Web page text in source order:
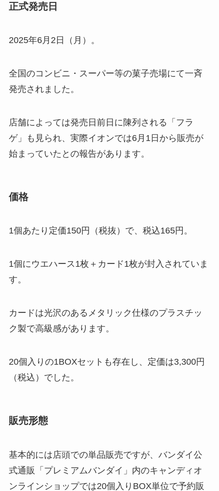
正式発売日
2025年6月2日（月）。
全国のコンビニ・スーパー等の菓子売場にて一斉
発売されました。
店舗によっては発売日前日に陳列される「フラ
ゲ」も見られ、実際イオンでは6月1日から販売が
始まっていたとの報告があります。
価格
1個あたり定価150円（税抜）で、税込165円。
1個にウエハース1枚＋カード1枚が封入されていま
す。
カードは光沢のあるメタリック仕様のプラスチッ
ク製で高級感があります。
20個入りの1BOXセットも存在し、定価は3,300円
（税込）でした。
販売形態
基本的には店頭での単品販売ですが、バンダイ公
式通販「プレミアムバンダイ」内のキャンディオ
ンラインショップでは20個入りBOX単位で予約販